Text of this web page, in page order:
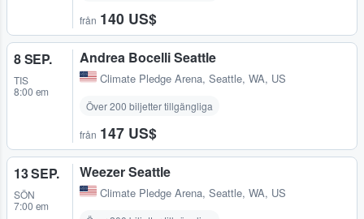
från 140 US$
8 SEP.
TIS
8:00 em
Andrea Bocelli Seattle
Climate Pledge Arena, Seattle, WA, US
Över 200 biljetter tillgängliga
från 147 US$
13 SEP.
SÖN
7:00 em
Weezer Seattle
Climate Pledge Arena, Seattle, WA, US